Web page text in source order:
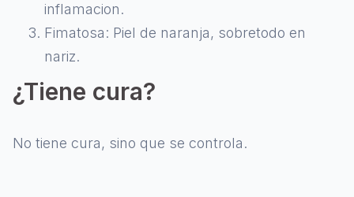
inflamacion.
Fimatosa: Piel de naranja, sobretodo en
nariz.
¿Tiene cura?
No tiene cura, sino que se controla.